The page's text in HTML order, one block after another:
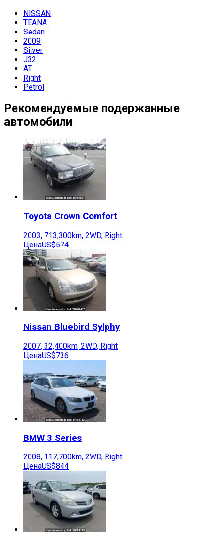
NISSAN
TEANA
Sedan
2009
Silver
J32
AT
Right
Petrol
Рекомендуемые подержанные
автомобили
Toyota Crown Comfort
2003, 713,300km, 2WD, Right
ЦенаUS$574
Nissan Bluebird Sylphy
2007, 32,400km, 2WD, Right
ЦенаUS$736
BMW 3 Series
2008, 117,700km, 2WD, Right
ЦенаUS$844